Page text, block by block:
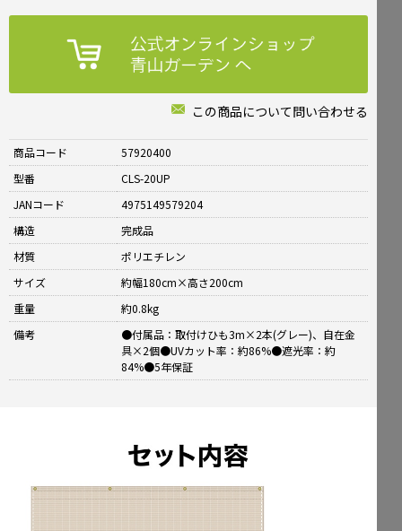
この商品について問い合わせる
商品コード
57920400
型番
CLS-20UP
JANコード
4975149579204
構造
完成品
材質
ポリエチレン
サイズ
約幅180cm×高さ200cm
重量
約0.8kg
備考
●付属品：取付けひも3m×2本(グレー)、自在金
具×2個●UVカット率：約86%●遮光率：約
84%●5年保証